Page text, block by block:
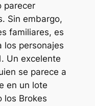
parecer
Sin embargo,
familiares, es
los personajes
. Un excelente
se parece a
en un lote
los Brokes